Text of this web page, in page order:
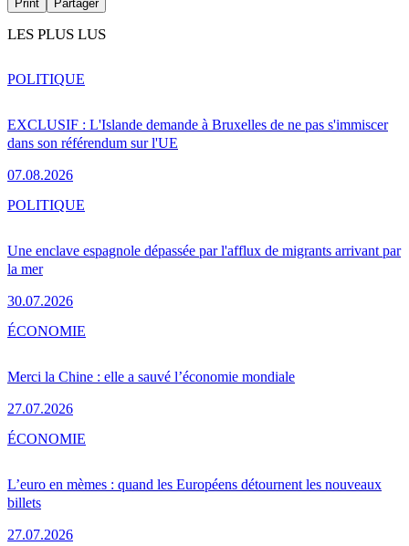
Print Partager
LES PLUS LUS
EXCLUSIF : L'Islande demande à Bruxelles de ne pas s'immiscer
dans son référendum sur l'UE
07.08.2026
POLITIQUE
Une enclave espagnole dépassée par l'afflux de migrants arrivant par
la mer
30.07.2026
POLITIQUE
Merci la Chine : elle a sauvé l’économie mondiale
27.07.2026
ÉCONOMIE
L’euro en mèmes : quand les Européens détournent les nouveaux
billets
27.07.2026
ÉCONOMIE